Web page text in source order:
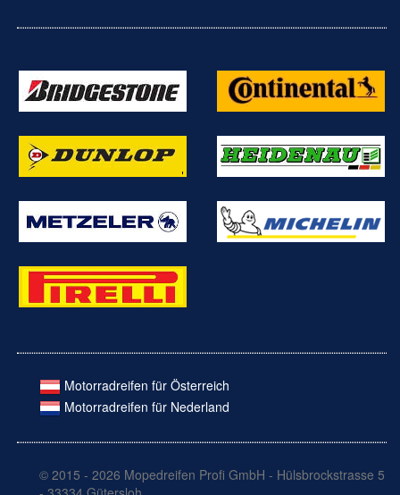
Motorradreifen für Österreich
Motorradreifen für Nederland
© 2015 - 2026 Mopedreifen Profi GmbH - Hülsbrockstrasse 5